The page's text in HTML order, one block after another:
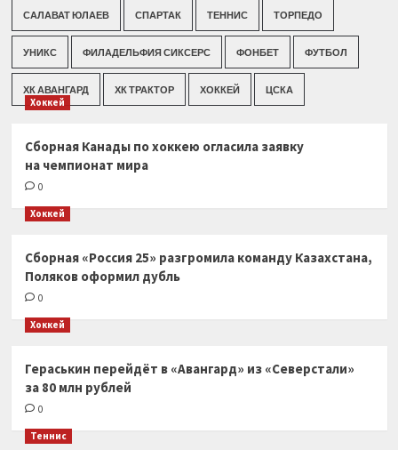
САЛАВАТ ЮЛАЕВ СПАРТАК ТЕННИС ТОРПЕДО
УНИКС ФИЛАДЕЛЬФИЯ СИКСЕРС ФОНБЕТ ФУТБОЛ
ХК АВАНГАРД ХК ТРАКТОР ХОККЕЙ ЦСКА
Хоккей
Сборная Канады по хоккею огласила заявку
на чемпионат мира
0
Хоккей
Сборная «Россия 25» разгромила команду Казахстана,
Поляков оформил дубль
0
Хоккей
Гераськин перейдёт в «Авангард» из «Северстали»
за 80 млн рублей
0
Теннис